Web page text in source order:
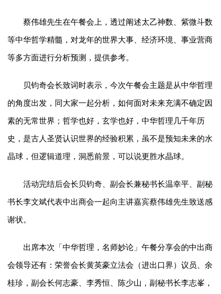
蔡伟雄先生在午餐会上，透过阐述太乙神数、紫微斗数
等中华哲学精髓，对龙年的世界大事、经济环境、事业营商
等多方面进行分析预测，提供参考。
贝钧奇会长致词时表示，今次午餐会主题是从中华哲理
的角度出发，同大家一起分析，如何面对未来充满不确定因
素的无常世界；哲学也好，玄学也好，中华哲理几千年历
史，是古人圣贤认识世界的经验积累，虽不是预知未来的水
晶球，但逻辑道理，洞悉前景，可以说更胜水晶球。
活动完结后会长贝钧奇、副会长兼秘书长温幸平、副秘
书长李文斌代表中出商会一起向主讲嘉宾蔡伟雄先生致送感
谢状。
出席本次「中华哲理，名师妙论」午餐分享会的中出商
会领导还有：荣誉会长黄英豪立法会（进出口界）议员、余
桂珍，副会长何志豪、李秀恒、陈少山，副秘书长李志峯，